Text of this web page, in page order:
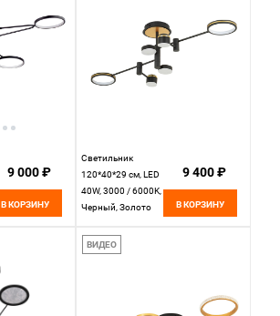
9 000 ₽
В КОРЗИНУ
Светильник
120*40*29 см, LED
40W, 3000 / 6000K,
Черный, Золото
9 400 ₽
В КОРЗИНУ
ВИДЕО